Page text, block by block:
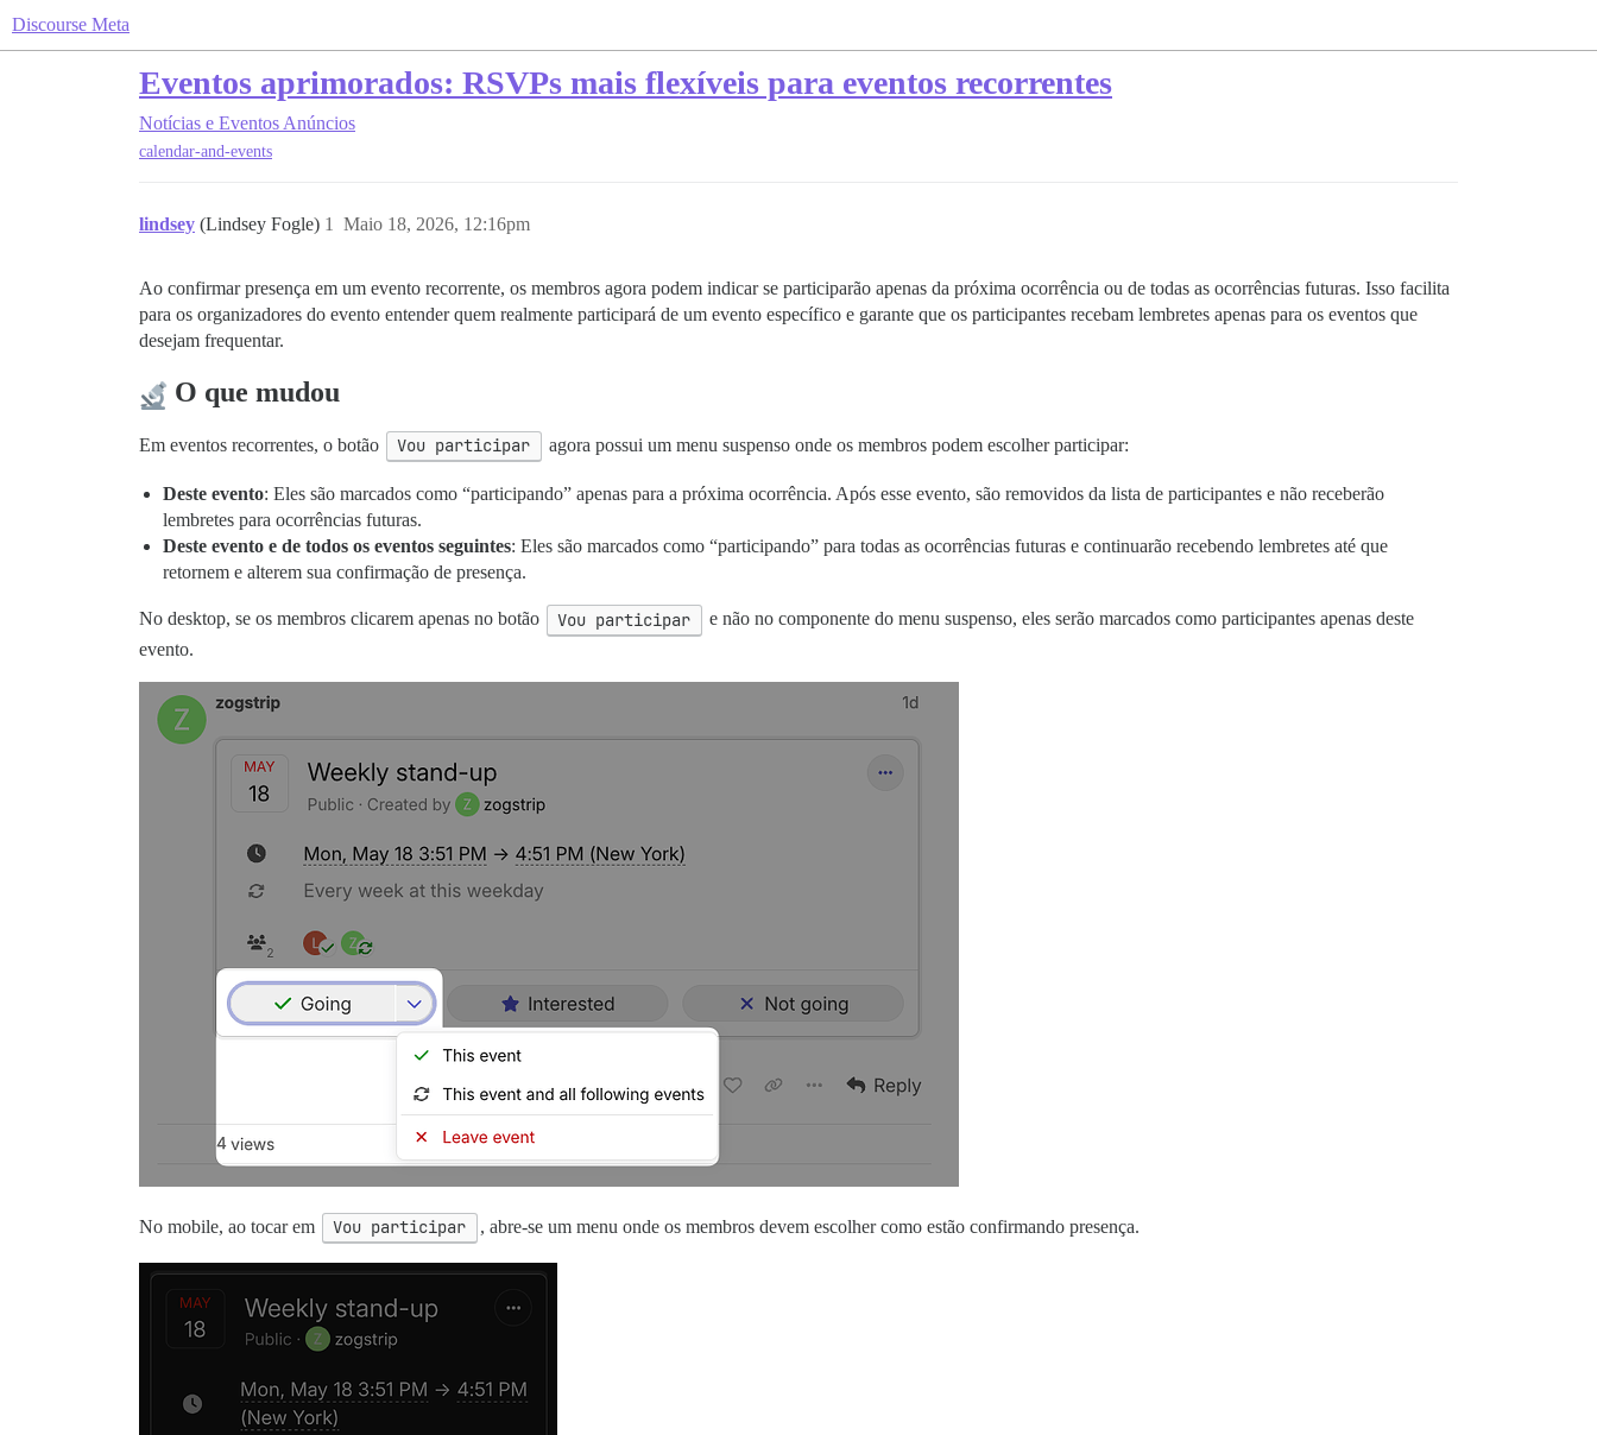
Discourse Meta
Eventos aprimorados: RSVPs mais flexíveis para eventos recorrentes
Notícias e Eventos Anúncios
calendar-and-events
lindsey (Lindsey Fogle) Maio 18, 2026, 12:16pm
1
Ao confirmar presença em um evento recorrente, os membros agora podem indicar se participarão apenas da próxima ocorrência ou de todas as ocorrências futuras. Isso facilita
para os organizadores do evento entender quem realmente participará de um evento específico e garante que os participantes recebam lembretes apenas para os eventos que
desejam frequentar.
O que mudou
Em eventos recorrentes, o botão Vou participar agora possui um menu suspenso onde os membros podem escolher participar:
Deste evento: Eles são marcados como “participando” apenas para a próxima ocorrência. Após esse evento, são removidos da lista de participantes e não receberão
lembretes para ocorrências futuras.
Deste evento e de todos os eventos seguintes: Eles são marcados como “participando” para todas as ocorrências futuras e continuarão recebendo lembretes até que
retornem e alterem sua confirmação de presença.
No desktop, se os membros clicarem apenas no botão Vou participar
e não no componente do menu suspenso, eles serão marcados como participantes apenas deste
evento.
No mobile, ao tocar em Vou participar , abre-se um menu onde os membros devem escolher como estão confirmando presença.